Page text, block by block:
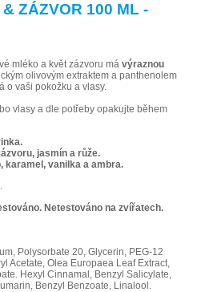
ZÁZVOR 100 ML -
mléko a květ zázvoru má výraznou
olivovým extraktem a panthenolem
o vaši pokožku a vlasy.
vlasy a dle potřeby opakujte během
jasmín a růže.
karamel, vanilka a ambra.
Netestováno na zvířatech.
Polysorbate 20, Glycerin, PEG-12
Acetate, Olea Europaea Leaf Extract,
Hexyl Cinnamal, Benzyl Salicylate,
Benzyl Benzoate, Linalool.